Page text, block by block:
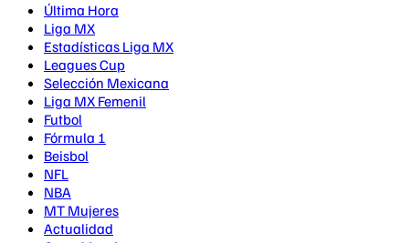
Última Hora
Liga MX
Estadísticas Liga MX
Leagues Cup
Selección Mexicana
Liga MX Femenil
Futbol
Fórmula 1
Beisbol
NFL
NBA
MT Mujeres
Actualidad